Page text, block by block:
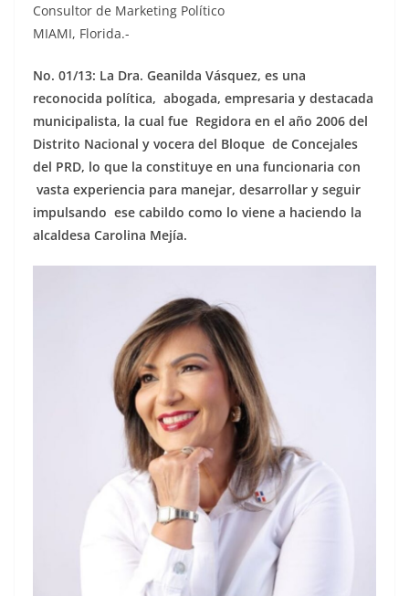
Consultor de Marketing Político
MIAMI, Florida.-
No. 01/13: La Dra. Geanilda Vásquez, es una
reconocida política, abogada, empresaria y destacada
municipalista, la cual fue Regidora en el año 2006 del
Distrito Nacional y vocera del Bloque de Concejales
del PRD, lo que la constituye en una funcionaria con
vasta experiencia para manejar, desarrollar y seguir
impulsando ese cabildo como lo viene a haciendo la
alcaldesa Carolina Mejía.